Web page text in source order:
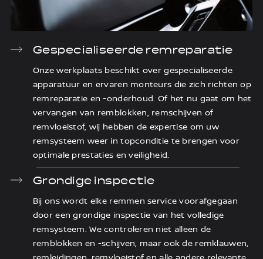
Gespecialiseerde remreparatie
Onze werkplaats beschikt over gespecialiseerde
apparatuur en ervaren monteurs die zich richten op
remreparatie en -onderhoud. Of het nu gaat om het
vervangen van remblokken, remschijven of
remvloeistof, wij hebben de expertise om uw
remsysteem weer in topconditie te brengen voor
optimale prestaties en veiligheid.
Grondige inspectie
Bij ons wordt elke remmen service voorafgegaan
door een grondige inspectie van het volledige
remsysteem. We controleren niet alleen de
remblokken en -schijven, maar ook de remklauwen,